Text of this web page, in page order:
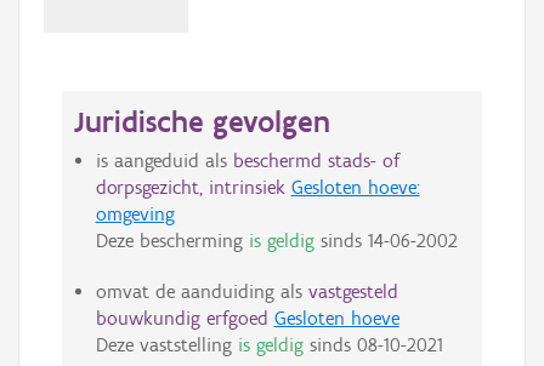
Juridische gevolgen
is aangeduid als beschermd stads- of
dorpsgezicht, intrinsiek Gesloten hoeve:
omgeving
Deze bescherming is geldigsinds 14-06-2002
omvat de aanduiding als vastgesteld
bouwkundig erfgoed Gesloten hoeve
Deze vaststelling is geldigsinds 08-10-2021